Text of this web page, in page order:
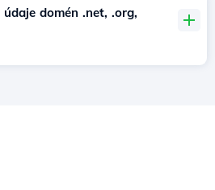
domén .net, .org,